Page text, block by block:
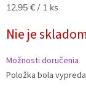
Jednotková
12,95 € / 1 ks
Nie je
Možnosti doručenia
Položka bola